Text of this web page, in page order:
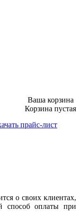
Ваша корзина
Корзина пустая
прайс-лист
о своих клиентах,
способ оплаты при